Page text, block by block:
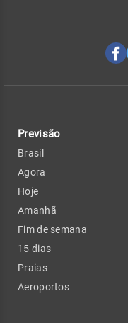
Previsão
Brasil
Agora
Hoje
Amanhã
Fim de semana
15 dias
Praias
Aeroportos